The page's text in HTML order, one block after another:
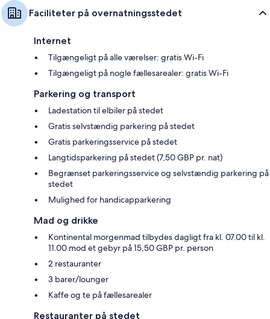
Faciliteter på overnatningsstedet
Internet
Tilgængeligt på alle værelser: gratis Wi-Fi
Tilgængeligt på nogle fællesarealer: gratis Wi-Fi
Parkering og transport
Ladestation til elbiler på stedet
Gratis selvstændig parkering på stedet
Gratis parkeringsservice på stedet
Langtidsparkering på stedet (7,50 GBP pr. nat)
Begrænset parkeringsservice og selvstændig parkering på
stedet
Mulighed for handicapparkering
Mad og drikke
Kontinental morgenmad tilbydes dagligt fra kl. 07.00 til kl.
11.00 mod et gebyr på 15,50 GBP pr. person
2 restauranter
3 barer/lounger
Kaffe og te på fællesarealer
Restauranter på stedet